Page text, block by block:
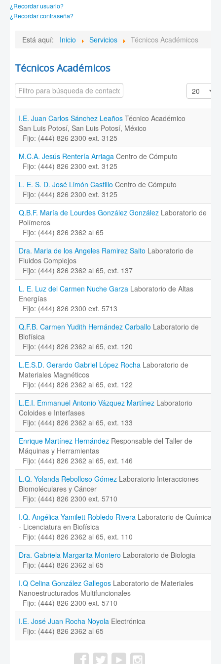
¿Recordar usuario?
¿Recordar contraseña?
Está aquí: Inicio Servicios Técnicos Académicos
Técnicos Académicos
Despublicado Campo 'Filtrar' Cantidad
I.E. Juan Carlos Sánchez Leaños Técnico Académico
San Luis Potosí, San Luis Potosí, México
Fijo: (444) 826 2300 ext. 3125
M.C.A. Jesús Rentería Arriaga Centro de Cómputo
Fijo: (444) 826 2300 ext. 3125
L. E. S. D. José Limón Castillo Centro de Cómputo
Fijo: (444) 826 2300 ext. 3125
Q.B.F. María de Lourdes González González Laboratorio de
Polímeros
Fijo: (444) 826 2362 al 65
Dra. Maria de los Angeles Ramirez Saito Laboratorio de
Fluidos Complejos
Fijo: (444) 826 2362 al 65, ext. 137
L. E. Luz del Carmen Nuche Garza Laboratorio de Altas
Energías
Fijo: (444) 826 2300 ext. 5713
Q.F.B. Carmen Yudith Hernández Carballo Laboratorio de
Biofísica
Fijo: (444) 826 2362 al 65, ext. 120
L.E.S.D. Gerardo Gabriel López Rocha Laboratorio de
Materiales Magnéticos
Fijo: (444) 826 2362 al 65, ext. 122
L.E.I. Emmanuel Antonio Vázquez Martínez Laboratorio
Coloides e Interfases
Fijo: (444) 826 2362 al 65, ext. 133
Enrique Martínez Hernández Responsable del Taller de
Máquinas y Herramientas
Fijo: (444) 826 2362 al 65, ext. 146
L.Q. Yolanda Rebolloso Gómez Laboratorio Interacciones
Biomoléculares y Cáncer
Fijo: (444) 826 2300 ext. 5710
I.Q. Angélica Yamilett Robledo Rivera Laboratorio de Química
- Licenciatura en Biofísica
Fijo: (444) 826 2362 al 65, ext. 110
Dra. Gabriela Margarita Montero Laboratorio de Biologia
Fijo: (444) 826 2362 al 65
I.Q Celina González Gallegos Laboratorio de Materiales
Nanoestructurados Multifuncionales
Fijo: (444) 826 2300 ext. 5710
I.E. José Juan Rocha Noyola Electrónica
Fijo: (444) 826 2362 al 65